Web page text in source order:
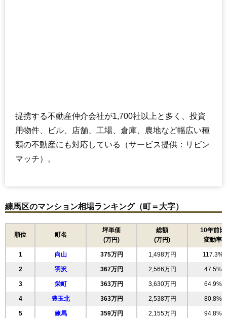
交通 光が丘駅（3分）
相場 7,460万円～7,860万円
光が丘パークタウンいちょう通り東1号棟
住所 東京都練馬区光が丘3丁目
相場 7,460万円～7,860万円
(89.9万円/㎡~94.7万円/㎡)
無料一括査定をする
提携する不動産仲介会社が1,700社以上と多く、投資
用物件、ビル、店舗、工場、倉庫、農地など幅広い種
類の不動産にも対応している（サービス提供：リビン
マッチ）。
練馬区のマンション相場ランキング（町＝大字）
順位 町名
坪単価
(万円)
総額
(万円)
10年前比
変動率
1 向山 375万円 1,498万円 117.3%
2 羽沢 367万円 2,566万円 47.5%
3 栄町 363万円 3,630万円 64.9%
4 豊玉北 363万円 2,538万円 80.8%
5 練馬 359万円 2,155万円 94.8%